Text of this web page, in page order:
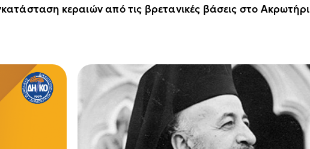
κεραιών από τις βρετανικές βάσεις στο Ακρωτήρι